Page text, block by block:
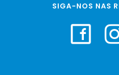
SIGA-NOS NAS